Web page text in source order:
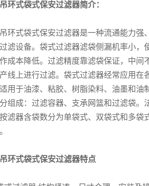
环式袋式保安过滤器简介：
环式袋式保安过滤器是一种流通能力强
滤设备。袋式过滤器滤袋侧漏机率小，
成本降低。过滤精度靠滤袋保证，中间
线上进行过滤。袋式过滤器经常应用在
用于油漆、粘胶、树脂染料、油墨和油
组成：过滤容器、支承网篮和过滤袋
滤器含袋数分为单袋式、双袋式和多袋
环式袋式保安过滤器特点